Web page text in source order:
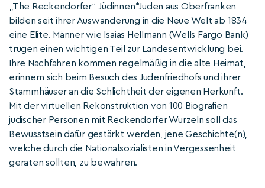
„The Reckendorfer“ Jüdinnen*Juden aus Oberfranken
bilden seit ihrer Auswanderung in die Neue Welt ab 1834
eine Elite. Männer wie Isaias Hellmann (Wells Fargo Bank)
trugen einen wichtigen Teil zur Landesentwicklung bei.
Ihre Nachfahren kommen regelmäßig in die alte Heimat,
erinnern sich beim Besuch des Judenfriedhofs und ihrer
Stammhäuser an die Schlichtheit der eigenen Herkunft.
Mit der virtuellen Rekonstruktion von 100 Biografien
jüdischer Personen mit Reckendorfer Wurzeln soll das
Bewusstsein dafür gestärkt werden, jene Geschichte(n),
welche durch die Nationalsozialisten in Vergessenheit
geraten sollten, zu bewahren.